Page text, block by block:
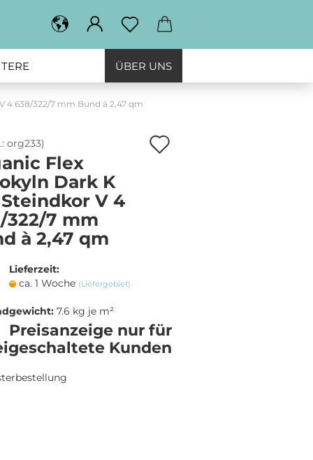
ÜBER UNS
4 638/322/7 mm Bund à 2,47 qm
org233)
Flex
Dark K
Steindkor V 4
322/7 mm
à 2,47 qm
Lieferzeit:
ca. 1 Woche (Liefergebiet)
7.6 kg je m²
Preisanzeige nur für
Kunden